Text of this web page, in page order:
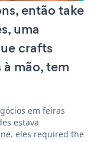
então take
uma
crafts
mão, tem
em feiras
estava
eles required the